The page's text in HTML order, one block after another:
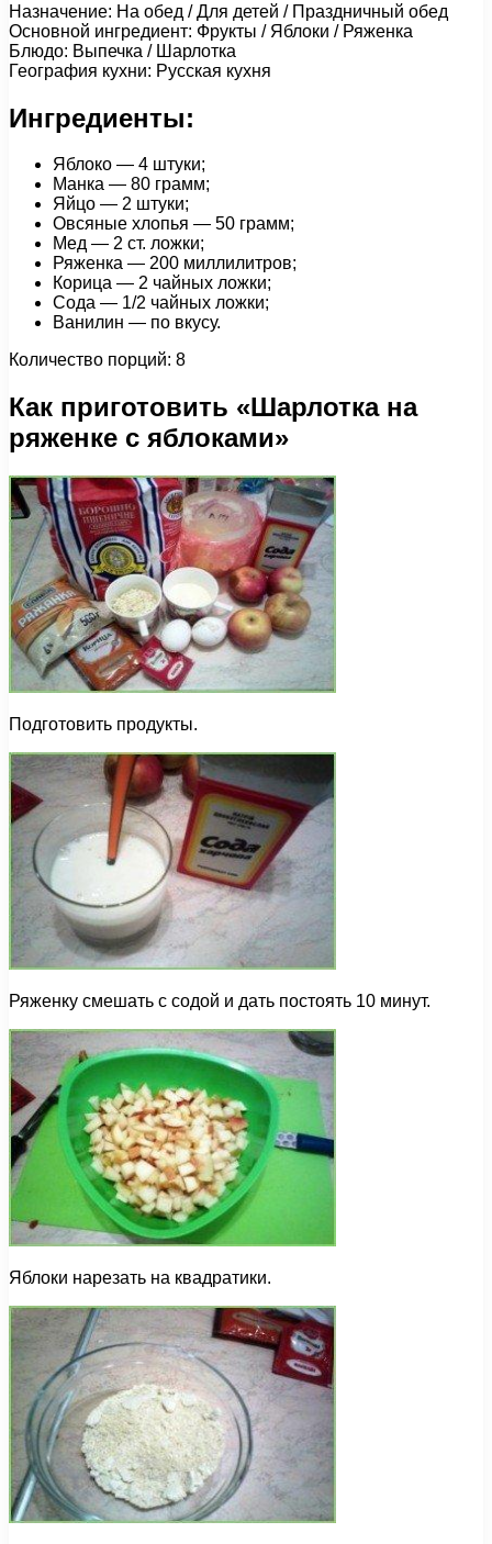
Назначение: На обед / Для детей / Праздничный обед
Основной ингредиент: Фрукты / Яблоки / Ряженка
Блюдо: Выпечка / Шарлотка
География кухни: Русская кухня
Ингредиенты:
Яблоко — 4 штуки;
Манка — 80 грамм;
Яйцо — 2 штуки;
Овсяные хлопья — 50 грамм;
Мед — 2 ст. ложки;
Ряженка — 200 миллилитров;
Корица — 2 чайных ложки;
Сода — 1/2 чайных ложки;
Ванилин — по вкусу.
Количество порций: 8
Как приготовить «Шарлотка на
ряженке с яблоками»
Подготовить продукты.
Ряженку смешать с содой и дать постоять 10 минут.
Яблоки нарезать на квадратики.